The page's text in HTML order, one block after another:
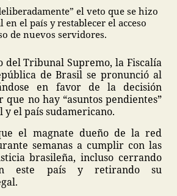
el veto que se hizo
en el país y restablecer el acceso
de nuevos servidores.
del Tribunal Supremo, la Fiscalía
de Brasil se pronunció al
en favor de la decisión
que no hay “asuntos pendientes”
y el país sudamericano.
el magnate dueño de la red
semanas a cumplir con las
brasileña, incluso cerrando
este país y retirando su